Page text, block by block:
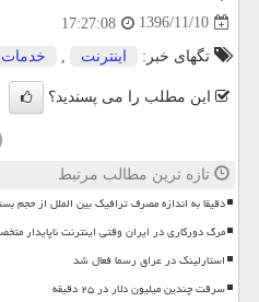
1396/11/10
17:27:08
تگهای خبر:
اینترنت , خدمات
این مطلب را می پسندید؟
تازه ترین مطالب مرتبط
دقیقا به اندازه مصرف ترافیک بین الملل از حجم
مرگ دورکاری در ایران وقتی اینترنت ناپایدار
استارلینک در عراق رسما فعال شد
سرقت چندین میلیون دلار در ۲۵ دقیقه